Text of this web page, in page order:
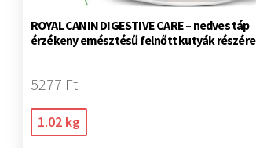
ROYAL CANIN DIGESTIVE CARE – nedves táp
érzékeny emésztésű felnőtt kutyák részére
5277 Ft
1.02 kg